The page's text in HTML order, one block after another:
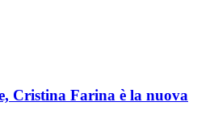
Cristina Farina è la nuova